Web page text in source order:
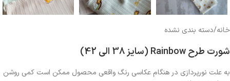
خانه/دسته بندی نشده
شورت طرح Rainbow (سایز 38 الی 42)
به علت نورپردازی در هنگام عکاسی رنگ واقعی محصول ممکن است کمی روشن